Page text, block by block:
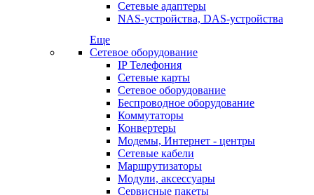
Сетевые адаптеры
NAS-устройства, DAS-устройства
Еще
Сетевое оборудование
IP Телефония
Сетевые карты
Сетевое оборудование
Беспроводное оборудование
Коммутаторы
Конвертеры
Модемы, Интернет - центры
Сетевые кабели
Маршрутизаторы
Модули, аксессуары
Сервисные пакеты